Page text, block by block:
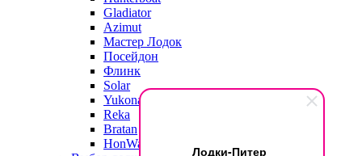
Лодки-Питер
Gladiator
Azimut
Мастер Лодок
Посейдон
Флинк
Solar
Yukona
Reka
Bratan
HonWave